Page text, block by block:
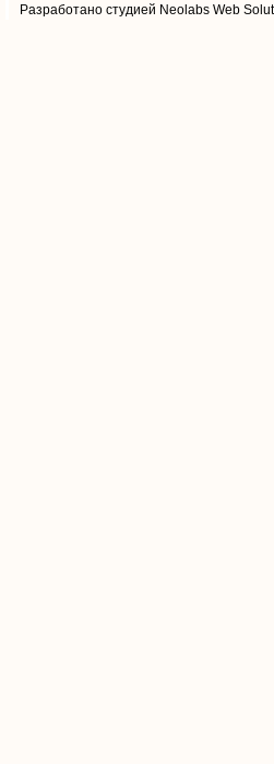
Разработано студией Neolabs Web